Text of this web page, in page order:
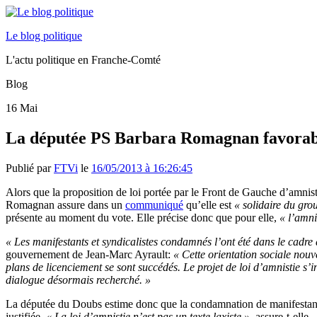
Le blog politique
L'actu politique en Franche-Comté
Blog
16 Mai
La députée PS Barbara Romagnan
Publié parFTVi le 16/05/2013 à 16:26:45
Alors que la proposition de loi portée par le Front de Gauche
Romagnan assure dans un communiqué qu’elle est « solidaire du
présente au moment du vote. Elle précise donc que pour elle, «
« Les manifestants et syndicalistes condamnés l’ont été dans le
gouvernement de Jean-Marc Ayrault: « Cette orientation sociale
plans de licenciement se sont succédés. Le projet de loi d’amnistie
dialogue désormais recherché. »
La députée du Doubs estime donc que la condamnation de